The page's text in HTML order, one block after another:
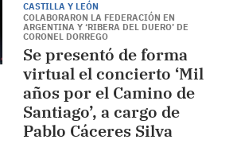
CASTILLA Y LEÓN
COLABORARON LA FEDERACIÓN EN
ARGENTINA Y ‘RIBERA DEL DUERO’ DE
CORONEL DORREGO
Se presentó de forma
virtual el concierto ‘Mil
años por el Camino de
Santiago’, a cargo de
Pablo Cáceres Silva